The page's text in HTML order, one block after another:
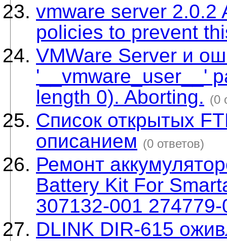
vmware server 2.0.2
policies to prevent
VMWare Server и
'__vmware_user__'
length 0). Aborting. (0
Список открытых
описанием (0 ответов)
Ремонт
Battery Kit For
307132-001 274779-
DLINK DIR-615